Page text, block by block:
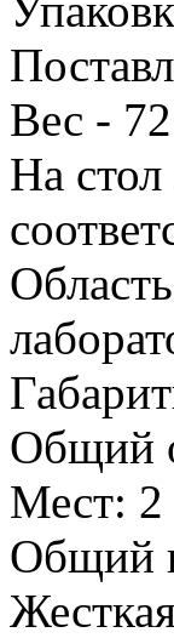
Вес - 72
На
Общий
Мест: 2
Общий